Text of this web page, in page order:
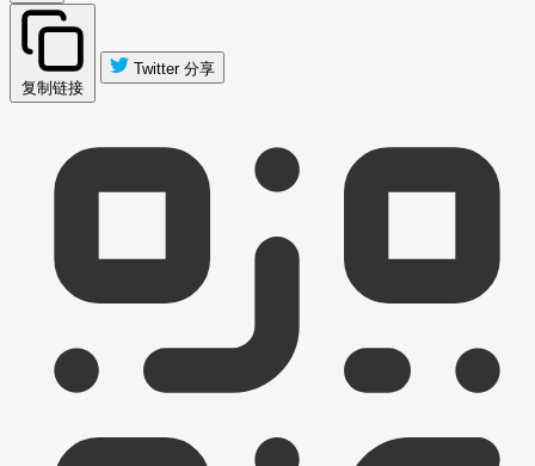
复制链接
Twitter 分享